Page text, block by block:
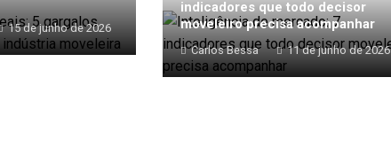
15 de junho de 2026
indicadores que todo decisor
moveleiro precisa acompanhar
Carlos Bessa 11 de junho de 2026